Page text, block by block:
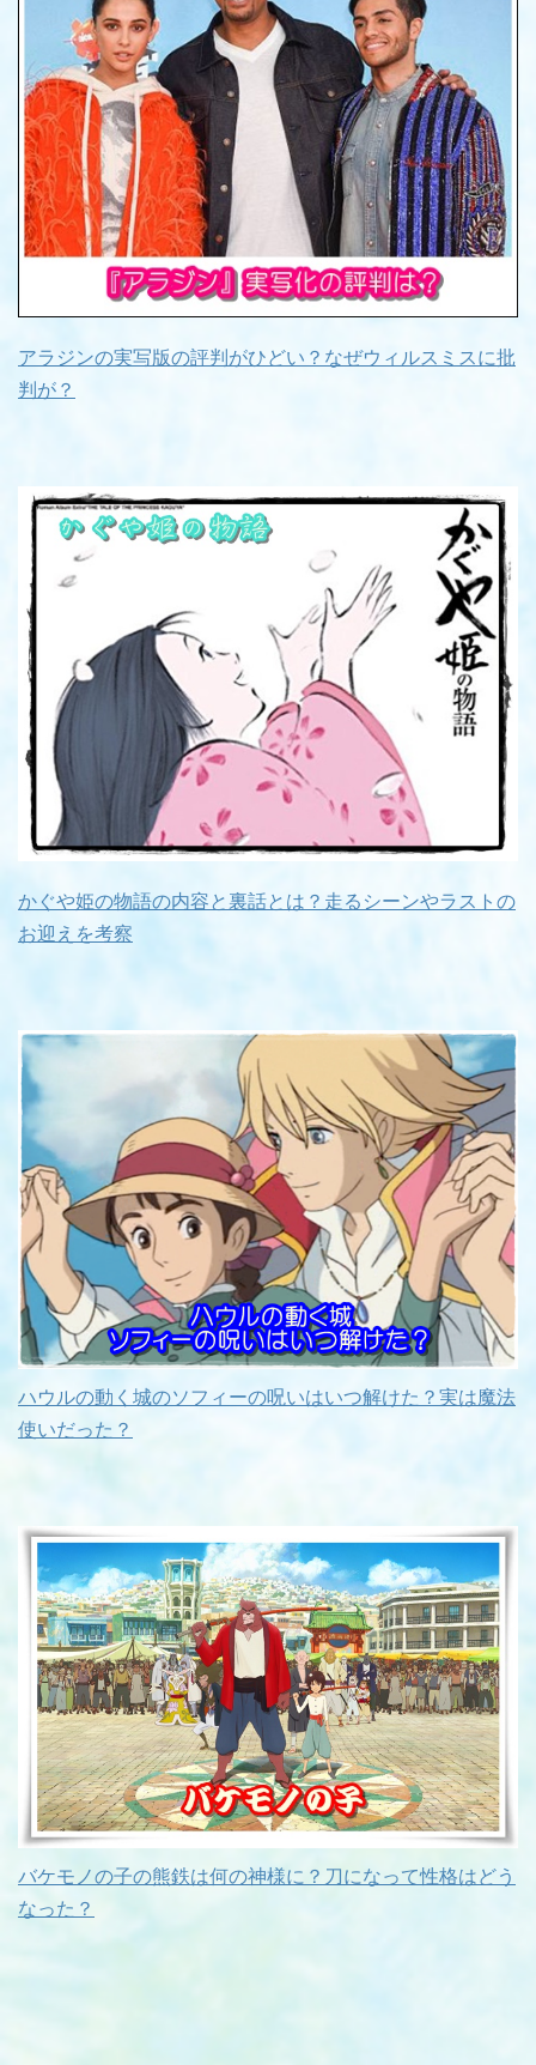
アラジンの実写版の評判がひどい？なぜウィルスミスに批
判が？
かぐや姫の物語の内容と裏話とは？走るシーンやラストの
お迎えを考察
ハウルの動く城のソフィーの呪いはいつ解けた？実は魔法
使いだった？
バケモノの子の熊鉄は何の神様に？刀になって性格はどう
なった？